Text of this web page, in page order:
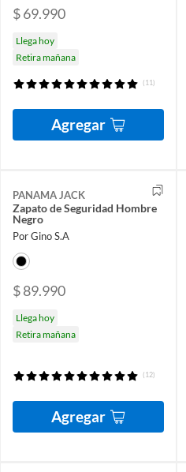
$ 69.990
Llega hoy
Retira mañana
(11)
Agregar
PANAMA JACK
Zapato de Seguridad Hombre
Negro
Por Gino S.A
$ 89.990
Llega hoy
Retira mañana
(12)
Agregar